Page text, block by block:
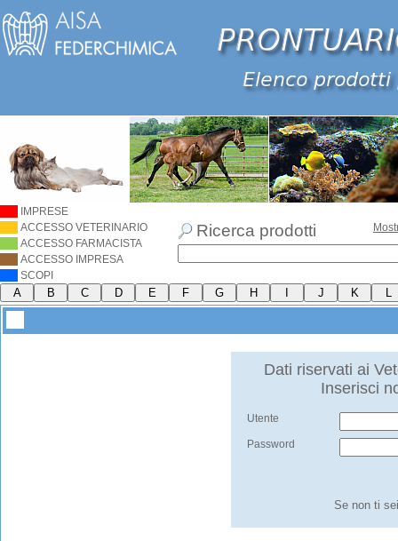
IMPRESE
ACCESSO VETERINARIO
ACCESSO FARMACISTA
ACCESSO IMPRESA
SCOPI
Ricerca prodotti
Dati riservati ai
Inserisci
Utente
Password
Se non ti